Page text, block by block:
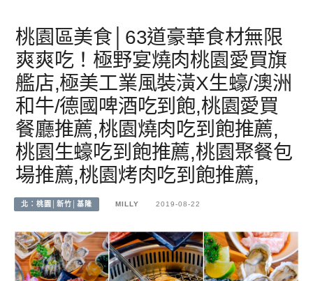
桃園區美食│63道豪華食材無限
爽爽吃！極野宴燒肉桃園愛買旗
艦店,極美工業風裝潢X生蠔/澳洲
和牛/德國啤酒吃到飽,桃園愛買
餐廳推薦,桃園燒肉吃到飽推薦,
桃園生蠔吃到飽推薦,桃園聚餐包
場推薦,桃園烤肉吃到飽推薦,
北：桃園│新竹│基隆 MILLY 2019-08-22